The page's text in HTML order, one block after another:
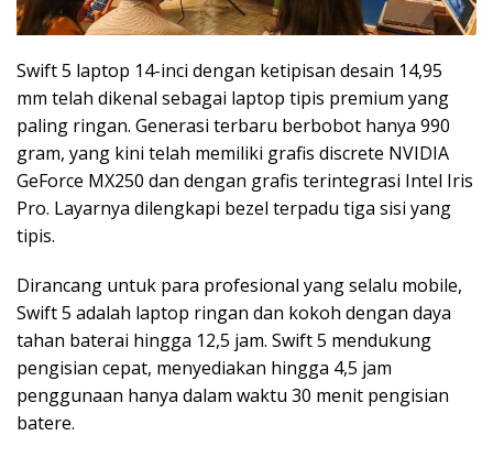
Swift 5 laptop 14-inci dengan ketipisan desain 14,95
mm telah dikenal sebagai laptop tipis premium yang
paling ringan. Generasi terbaru berbobot hanya 990
gram, yang kini telah memiliki grafis discrete NVIDIA
GeForce MX250 dan dengan grafis terintegrasi Intel Iris
Pro. Layarnya dilengkapi bezel terpadu tiga sisi yang
tipis.
Dirancang untuk para profesional yang selalu mobile,
Swift 5 adalah laptop ringan dan kokoh dengan daya
tahan baterai hingga 12,5 jam. Swift 5 mendukung
pengisian cepat, menyediakan hingga 4,5 jam
penggunaan hanya dalam waktu 30 menit pengisian
batere.